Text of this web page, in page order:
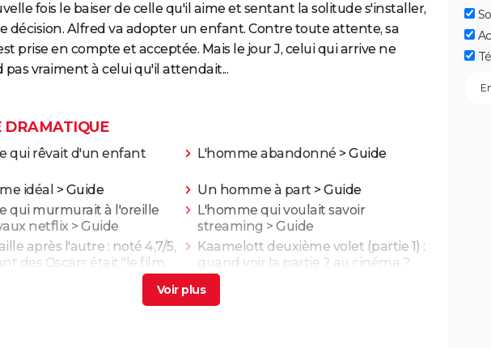
fois le baiser de celle qu'il aime et sentant la solitude s'installer,
décision. Alfred va adopter un enfant. Contre toute attente, sa
prise en compte et acceptée. Mais le jour J, celui qui arrive ne
pas vraiment à celui qu'il attendait...
DRAMATIQUE
qui rêvait d'un enfant
L'homme abandonné > Guide
idéal > Guide Un homme à part > Guide
qui murmurait à l'oreille
netflix > Guide
L'homme qui voulait savoir
streaming > Guide
après l'autre : noté 4,7/5,
des Oscars était "le film
Kaamelott deuxième volet (partie 1) :
quand voir la partie 2 au cinéma ?